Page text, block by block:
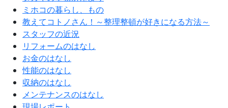
ミホコの暮らし、もの
教えてコトノさん！～整理整頓が好きになる方法～
スタッフの近況
リフォームのはなし
お金のはなし
性能のはなし
収納のはなし
メンテナンスのはなし